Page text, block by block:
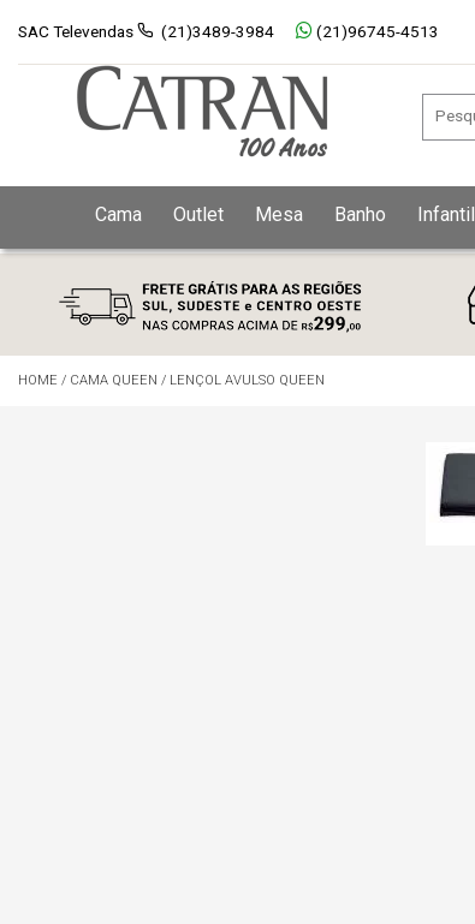
SAC Televendas (21)3489-3984 (21)96745-4513
Cama Outlet Mesa Banho Infantil
HOME / CAMA QUEEN / LENÇOL AVULSO QUEEN